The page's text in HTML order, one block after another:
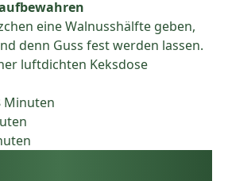
eine Walnusshälfte geben,
denn Guss fest werden lassen.
luftdichten Keksdose
Minuten